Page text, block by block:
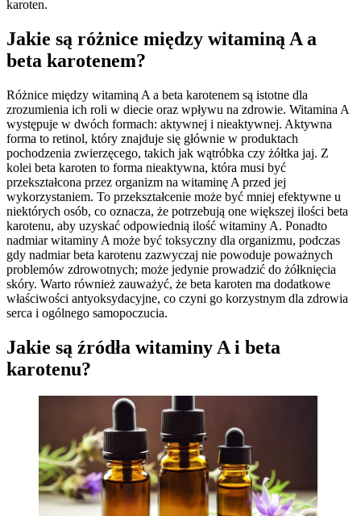
karoten.
Jakie są różnice między witaminą A a
beta karotenem?
Różnice między witaminą A a beta karotenem są istotne dla
zrozumienia ich roli w diecie oraz wpływu na zdrowie. Witamina A
występuje w dwóch formach: aktywnej i nieaktywnej. Aktywna
forma to retinol, który znajduje się głównie w produktach
pochodzenia zwierzęcego, takich jak wątróbka czy żółtka jaj. Z
kolei beta karoten to forma nieaktywna, która musi być
przekształcona przez organizm na witaminę A przed jej
wykorzystaniem. To przekształcenie może być mniej efektywne u
niektórych osób, co oznacza, że potrzebują one większej ilości beta
karotenu, aby uzyskać odpowiednią ilość witaminy A. Ponadto
nadmiar witaminy A może być toksyczny dla organizmu, podczas
gdy nadmiar beta karotenu zazwyczaj nie powoduje poważnych
problemów zdrowotnych; może jedynie prowadzić do żółknięcia
skóry. Warto również zauważyć, że beta karoten ma dodatkowe
właściwości antyoksydacyjne, co czyni go korzystnym dla zdrowia
serca i ogólnego samopoczucia.
Jakie są źródła witaminy A i beta
karotenu?